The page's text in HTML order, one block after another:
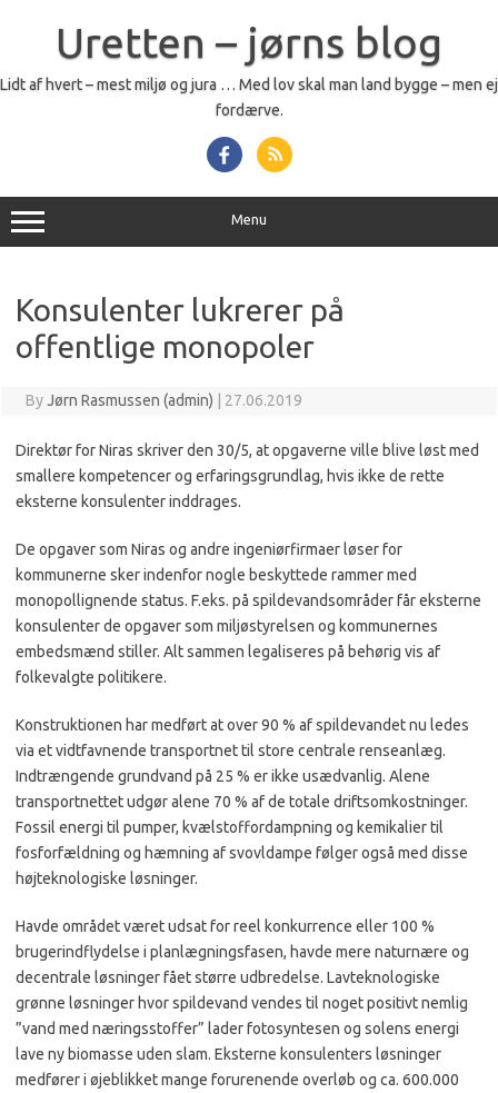
Uretten – jørns blog
Lidt af hvert – mest miljø og jura … Med lov skal man land bygge – men ej
fordærve.
Menu
Konsulenter lukrerer på
offentlige monopoler
ByJørn Rasmussen (admin) 27.06.2019
Direktør for Niras skriver den 30/5, at opgaverne ville blive løst med
smallere kompe­tencer og erfa­ringsgrundlag, hvis ikke de rette
eksterne konsulenter inddrages.
De opgaver som Niras og andre ingeniørfirmaer løser for
kommunerne sker indenfor nogle beskyttede rammer med
monopollignende status. F.eks. på spildevandsområder får eksterne
konsulenter de opgaver som miljøstyrelsen og kommunernes
embedsmænd stiller. Alt sammen legaliseres på behørig vis af
folkevalgte politikere.
Konstruktionen har medført at over 90 % af spildevandet nu ledes
via et vidtfavnende transportnet til store centrale renseanlæg.
Indtrængende grundvand på 25 % er ikke usædvanlig. Alene
transportnettet udgør alene 70 % af de totale driftsomkostninger.
Fossil energi til pumper, kvælstoffordampning og kemikalier til
fosforfældning og hæmning af svovldampe følger også med disse
højteknologiske løsninger.
Havde området været udsat for reel konkurrence eller 100 %
brugerindflydelse i planlægningsfasen, havde mere naturnære og
decentrale løsninger fået større udbredelse. Lavteknologiske
grønne løsninger hvor spildevand vendes til noget positivt nemlig
”vand med næringsstoffer” lader fotosyntesen og solens energi
lave ny biomasse uden slam. Eksterne konsulenters løsninger
medfører i øjeblikket mange forurenende overløb og ca. 600.000